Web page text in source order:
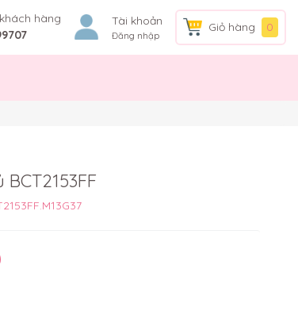
hàng
Tài khoản
Đăng nhập
Giỏ hàng 0